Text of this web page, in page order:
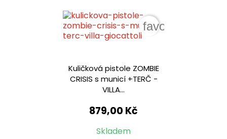
Kuličková pistole ZOMBIE
CRISIS s municí +TERČ -
VILLA...
879,00 Kč
Skladem
favorite_border